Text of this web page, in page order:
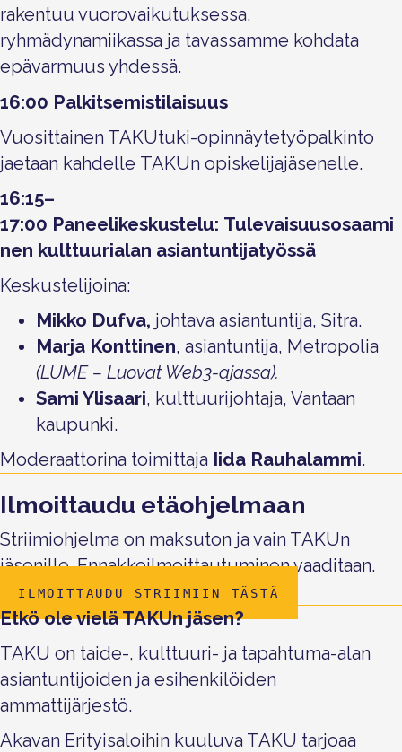
rakentuu vuorovaikutuksessa,
ryhmädynamiikassa ja tavassamme kohdata
epävarmuus yhdessä.
16:00 Palkitsemistilaisuus
Vuosittainen TAKUtuki-opinnäytetyöpalkinto
jaetaan kahdelle TAKUn opiskelijajäsenelle.
16:15–
17:00 Paneelikeskustelu: Tulevaisuusosaami
nen kulttuurialan asiantuntijatyössä
Keskustelijoina:
Mikko Dufva, johtava asiantuntija, Sitra.
Marja Konttinen, asiantuntija, Metropolia
(LUME – Luovat Web3-ajassa).
Sami Ylisaari, kulttuurijohtaja, Vantaan
kaupunki.
Moderaattorina toimittaja Iida Rauhalammi.
Ilmoittaudu etäohjelmaan
Striimiohjelma on maksuton ja vain TAKUn
jäsenille. Ennakkoilmoittautuminen vaaditaan.
ILMOITTAUDU STRIIMIIN TÄSTÄ
Etkö ole vielä TAKUn jäsen?
TAKU on taide-, kulttuuri- ja tapahtuma-alan
asiantuntijoiden ja esihenkilöiden
ammattijärjestö.
Akavan Erityisaloihin kuuluva TAKU tarjoaa